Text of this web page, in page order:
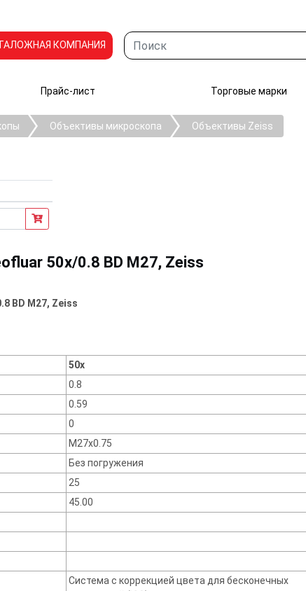
КОМПАНИЯ
Прайс-лист Торговые марки
Объективы микроскопа Объективы Zeiss
50x/0.8 BD M27, Zeiss
BD M27, Zeiss
50x
0.8
0.59
0
M27x0.75
Без погружения
25
45.00
Система с коррекцией цвета для бесконечных